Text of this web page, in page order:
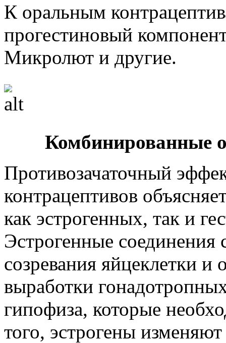
К оральным
прогестиновый
Микролют и другие.
Комбинированные
Противозачаточный
контрацептивов
как эстрогенных, так и
Эстрогенные соединения
созревания яйцеклетки и
выработки
гипофиза, которые
того, эстрогены